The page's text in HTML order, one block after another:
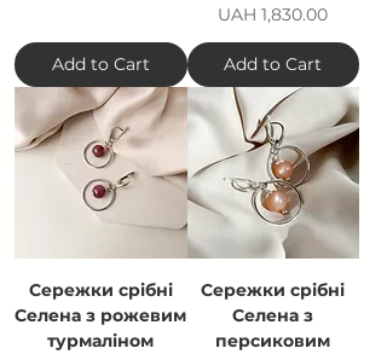
Add to Cart
Price
UAH 1,830.00
Add to Cart
Сережки срібні
Селена з рожевим
турмаліном
Сережки срібні
Селена з
персиковим